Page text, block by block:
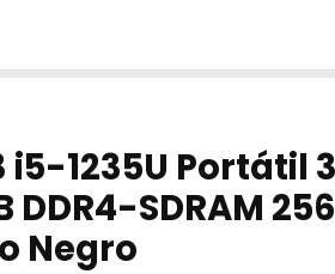
i5-1235U Portátil
SDRAM
Negro